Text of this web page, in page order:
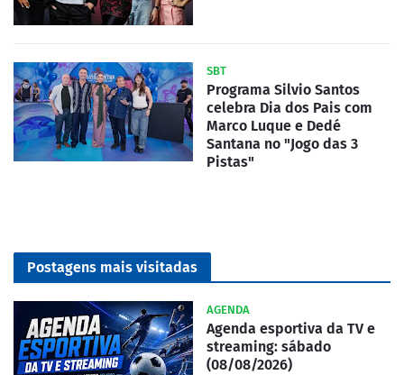
SBT
Programa Silvio Santos
celebra Dia dos Pais com
Marco Luque e Dedé
Santana no "Jogo das 3
Pistas"
Postagens mais visitadas
AGENDA
Agenda esportiva da TV e
streaming: sábado
(08/08/2026)